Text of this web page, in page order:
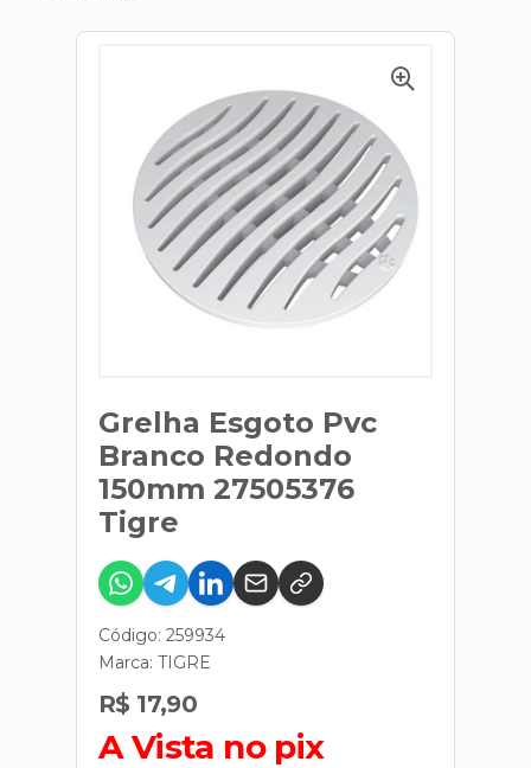
Grelha Esgoto Pvc
Branco Redondo
150mm 27505376
Tigre
Código: 259934
Marca: TIGRE
R$ 17,90
A Vista no pix